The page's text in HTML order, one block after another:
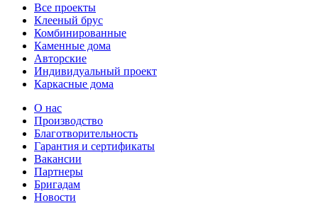
Все проекты
Клееный брус
Комбинированные
Каменные дома
Авторские
Индивидуальный проект
Каркасные дома
О нас
Производство
Благотворительность
Гарантия и сертификаты
Вакансии
Партнеры
Бригадам
Новости